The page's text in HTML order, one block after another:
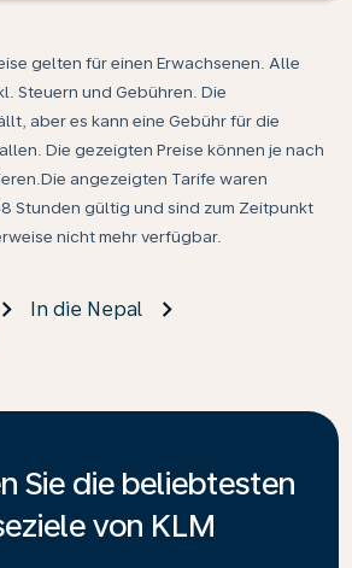
gelten für einen Erwachsenen. Alle
Steuern und Gebühren. Die
aber es kann eine Gebühr für die
Die gezeigten Preise können je nach
angezeigten Tarife waren
Stunden gültig und sind zum Zeitpunkt
nicht mehr verfügbar.
In die Nepal
Sie die beliebtesten
von KLM